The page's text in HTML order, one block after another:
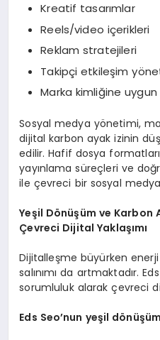
Kreatif tasarımlar
Reels/video içerikleri
Reklam stratejileri
Takipçi etkileşim
Marka kimliğine
Sosyal medya yönetimi,
dijital karbon ayak izinin
edilir. Hafif dosya
yayınlama süreçleri ve
ile çevreci bir sosyal
Yeşil Dönüşüm ve Karbon
Çevreci Dijital Yaklaşımı
Dijitalleşme büyürken
salınımı da artmaktadır.
sorumluluk alarak çevreci
Eds Seo’nun yeşil